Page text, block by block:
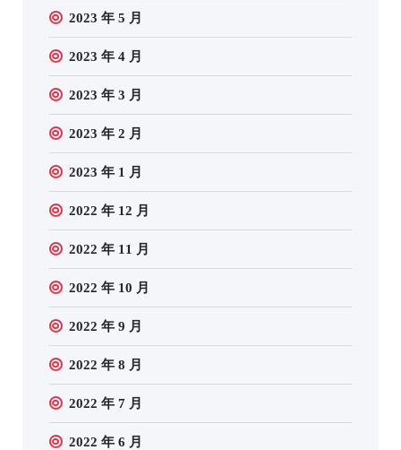
2023 年 5 月
2023 年 4 月
2023 年 3 月
2023 年 2 月
2023 年 1 月
2022 年 12 月
2022 年 11 月
2022 年 10 月
2022 年 9 月
2022 年 8 月
2022 年 7 月
2022 年 6 月